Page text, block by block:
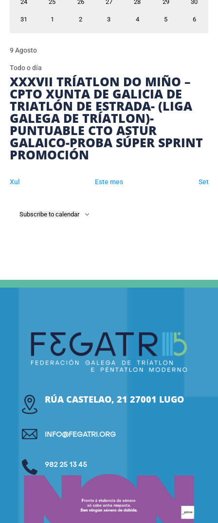
24 25 26 27 28 29 30
0
31
01
0
2
0
3
0
4
0
5
0
6
9 Agosto
Todo o día
XXXVII TRÍATLON DO MIÑO –
CPTO XUNTA DE GALICIA DE
TRIATLÓN DE ESTRADA- (LIGA
GALEGA DE TRÍATLON)-
PUNTUABLE CTO ASTUR
GALAICO-PROBA SÚPER SPRINT
PROMOCIÓN
Xul Este mes Set
Subscribe to calendar
RÚA CASTELAO, 21 27001 LUGO
INFO@FEGATRI.ORG
982 25 13 45